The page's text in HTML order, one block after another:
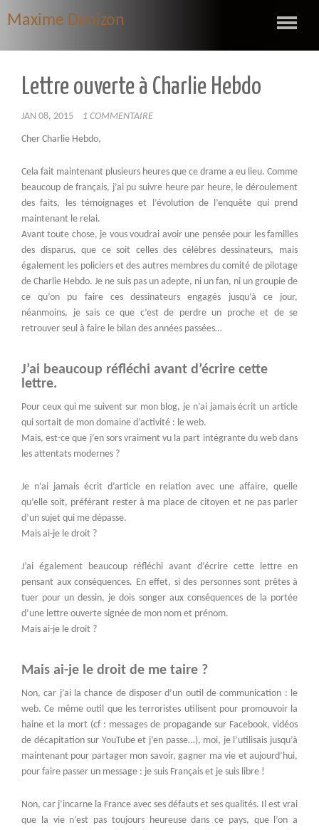
Maxime Denizon
Lettre ouverte à Charlie Hebdo
JAN 08, 2015 1 COMMENTAIRE
Cher Charlie Hebdo,
Cela fait maintenant plusieurs heures que ce drame a eu lieu. Comme
beaucoup de français, j’ai pu suivre heure par heure, le déroulement
des faits, les témoignages et l’évolution de l’enquête qui prend
maintenant le relai.
Avant toute chose, je vous voudrai avoir une pensée pour les familles
des disparus, que ce soit celles des célèbres dessinateurs, mais
également les policiers et des autres membres du comité de pilotage
de Charlie Hebdo. Je ne suis pas un adepte, ni un fan, ni un groupie de
ce qu’on pu faire ces dessinateurs engagés jusqu’à ce jour,
néanmoins, je sais ce que c’est de perdre un proche et de se
retrouver seul à faire le bilan des années passées…
J’ai beaucoup réfléchi avant d’écrire cette
lettre.
Pour ceux qui me suivent sur mon blog, je n’ai jamais écrit un article
qui sortait de mon domaine d’activité : le web.
Mais, est-ce que j’en sors vraiment vu la part intégrante du web dans
les attentats modernes ?
Je n’ai jamais écrit d’article en relation avec une affaire, quelle
qu’elle soit, préférant rester à ma place de citoyen et ne pas parler
d’un sujet qui me dépasse.
Mais ai-je le droit ?
J’ai également beaucoup réfléchi avant d’écrire cette lettre en
pensant aux conséquences. En effet, si des personnes sont prêtes à
tuer pour un dessin, je dois songer aux conséquences de la portée
d’une lettre ouverte signée de mon nom et prénom.
Mais ai-je le droit ?
Mais ai-je le droit de me taire ?
Non, car j’ai la chance de disposer d’un outil de communication : le
web. Ce même outil que les terroristes utilisent pour promouvoir la
haine et la mort (cf : messages de propagande sur Facebook, vidéos
de décapitation sur YouTube et j’en passe…), moi, je l’utilisais jusqu’à
maintenant pour partager mon savoir, gagner ma vie et aujourd’hui,
pour faire passer un message : je suis Français et je suis libre !
Non, car j’incarne la France avec ses défauts et ses qualités. Il est vrai
que la vie n’est pas toujours heureuse dans ce pays, que l’on a